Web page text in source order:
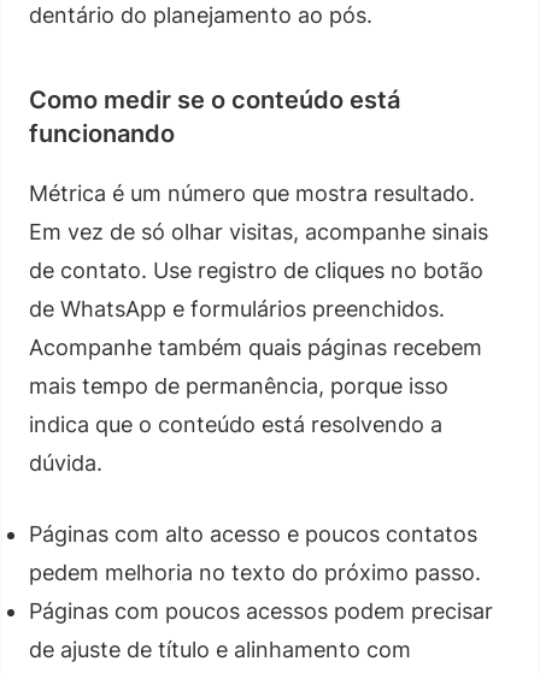
dentário do planejamento ao pós.
Como medir se o conteúdo está
funcionando
Métrica é um número que mostra resultado.
Em vez de só olhar visitas, acompanhe sinais
de contato. Use registro de cliques no botão
de WhatsApp e formulários preenchidos.
Acompanhe também quais páginas recebem
mais tempo de permanência, porque isso
indica que o conteúdo está resolvendo a
dúvida.
Páginas com alto acesso e poucos contatos
pedem melhoria no texto do próximo passo.
Páginas com poucos acessos podem precisar
de ajuste de título e alinhamento com